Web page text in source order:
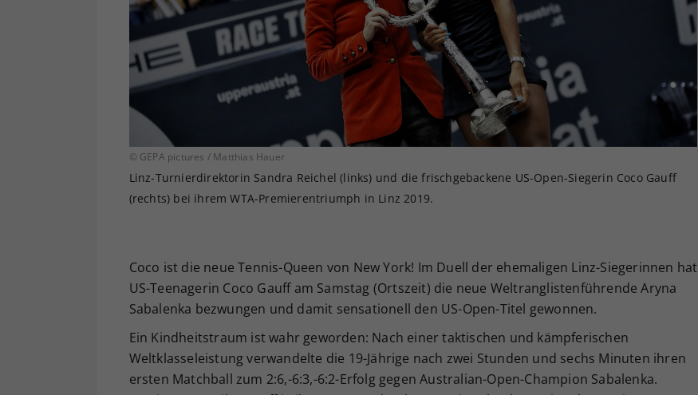
© GEPA pictures / Matthias Hauer
Linz-Turnierdirektorin Sandra Reichel (links) und die frischgebackene US-Open-Siegerin Coco Gauff
(rechts) bei ihrem WTA-Premierentriumph in Linz 2019.
Coco ist die neue Tennis-Queen von New York! Im Duell der ehemaligen Linz-Siegerinnen hat
US-Teenagerin Coco Gauff am Samstag (Ortszeit) die neue Weltranglistenführende Aryna
Sabalenka bezwungen und damit sensationell den US-Open-Titel gewonnen.
Ein Kindheitstraum ist wahr geworden: Nach einer taktischen und kämpferischen
Weltklasseleistung verwandelte die 19-Jährige nach zwei Stunden und sechs Minuten ihren
ersten Matchball zum 2:6,-6:3,-6:2-Erfolg gegen Australian-Open-Champion Sabalenka.
Ihrer vorgenommen Einstellungen, falls der
Webseiten-Betreiber dies eingestellt hat.